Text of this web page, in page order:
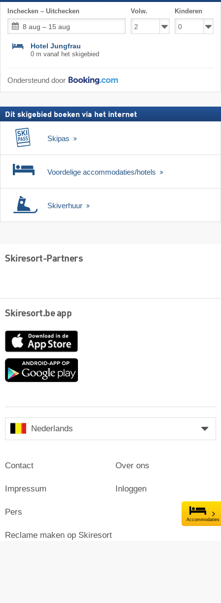
Accommodaties
Inchecken – Uitchecken
8 aug – 15 aug
Volw. Kinderen
Hotel Jungfrau
0 m vanaf het skigebied
Ondersteund door
Dit skigebied boeken via het internet
Skipas
Voordelige accommodaties/hotels
Skiverhuur
Skiresort-Partners
Skiresort.be app
App
Google
Nederlands
Contact
Impressum
Pers
Over ons
Inloggen
Reclame maken op Skiresort